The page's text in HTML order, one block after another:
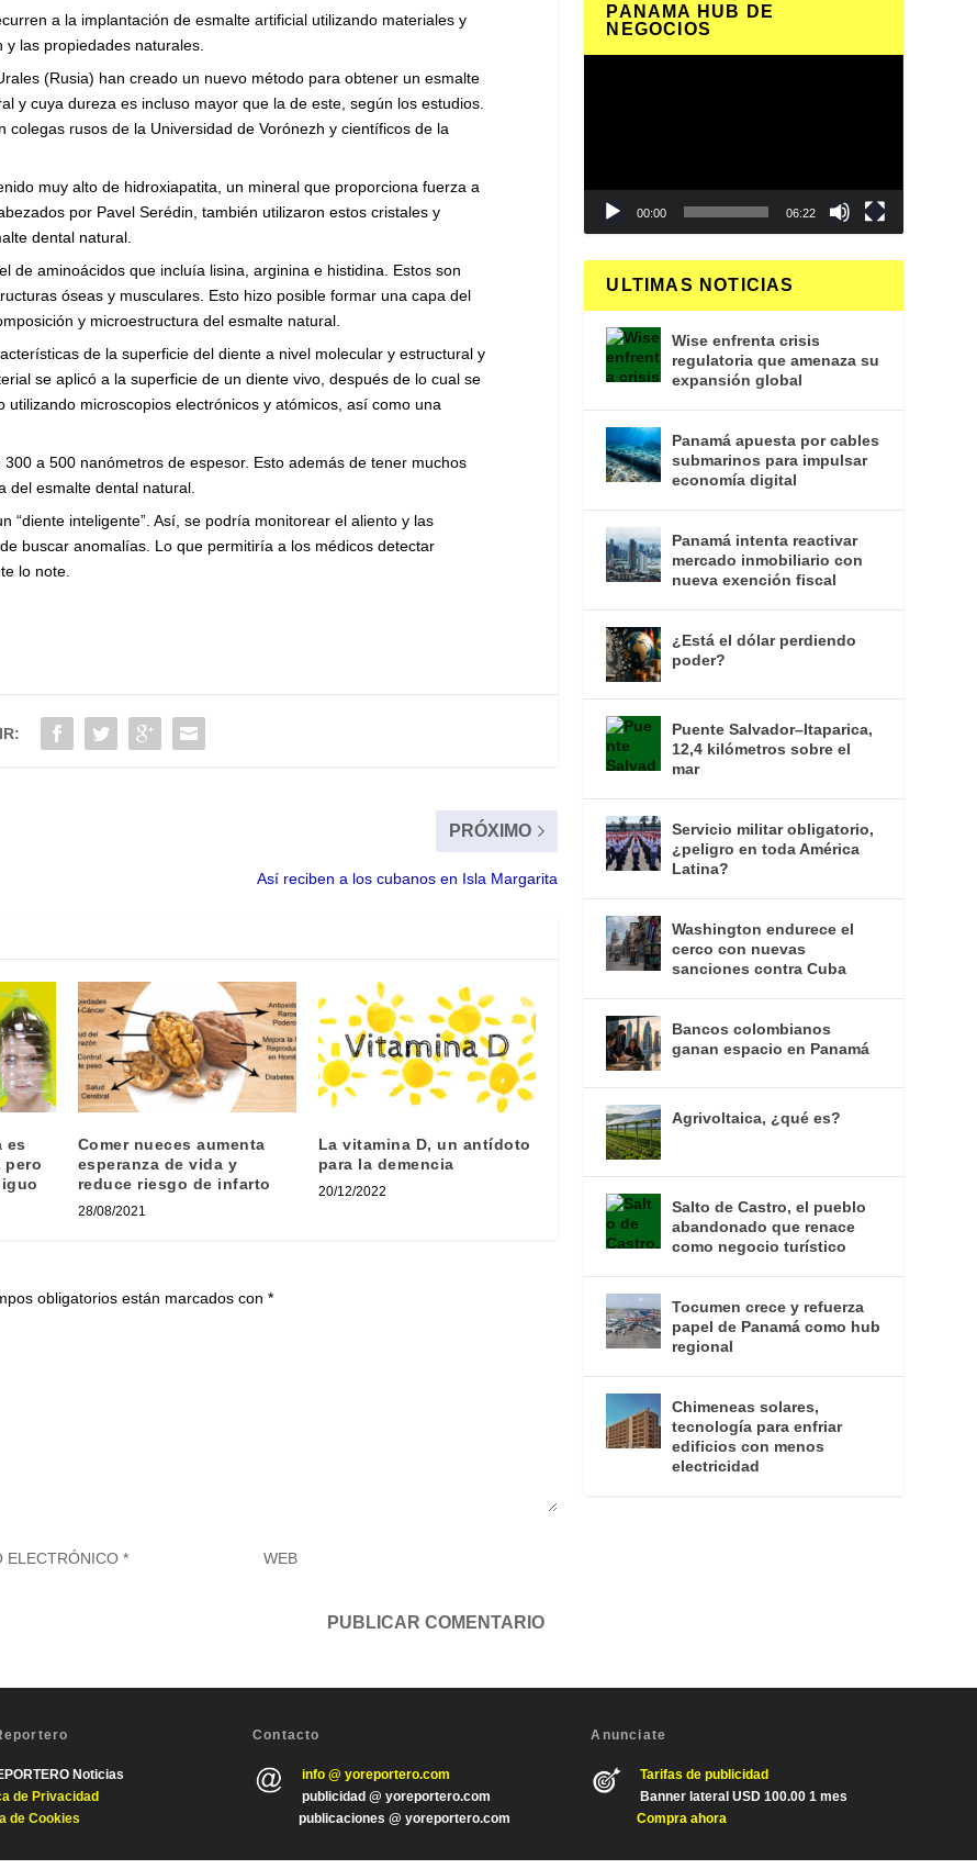
a la implantación de esmalte artificial utilizando materiales y
las propiedades naturales.
(Rusia) han creado un nuevo método para obtener un esmalte
y cuya dureza es incluso mayor que la de este, según los estudios.
rusos de la Universidad de Vorónezh y científicos de la
muy alto de hidroxiapatita, un mineral que proporciona fuerza a
por Pavel Serédin, también utilizaron estos cristales y
dental natural.
de aminoácidos que incluía lisina, arginina e histidina. Estos son
óseas y musculares. Esto hizo posible formar una capa del
y microestructura del esmalte natural.
de la superficie del diente a nivel molecular y estructural y
se aplicó a la superficie de un diente vivo, después de lo cual se
microscopios electrónicos y atómicos, así como una
a 500 nanómetros de espesor. Esto además de tener muchos
del esmalte dental natural.
“diente inteligente”. Así, se podría monitorear el aliento y las
buscar anomalías. Lo que permitiría a los médicos detectar
lo note.
PRÓXIMO
Así reciben a los cubanos en Isla Margarita
es
pero
Comer nueces aumenta
esperanza de vida y
reduce riesgo de infarto
28/08/2021
La vitamina D, un antídoto
para la demencia
20/12/2022
obligatorios están marcados con*
PANAMA HUB DE
NEGOCIOS
00:00 06:22
ULTIMAS NOTICIAS
Wise enfrenta crisis
regulatoria que amenaza su
expansión global
Panamá apuesta por cables
submarinos para impulsar
economía digital
Panamá intenta reactivar
mercado inmobiliario con
nueva exención fiscal
¿Está el dólar perdiendo
poder?
Puente Salvador–Itaparica,
12,4 kilómetros sobre el
mar
Servicio militar obligatorio,
¿peligro en toda América
Latina?
Washington endurece el
cerco con nuevas
sanciones contra Cuba
Bancos colombianos
ganan espacio en Panamá
Agrivoltaica, ¿qué es?
Salto de Castro, el pueblo
abandonado que renace
como negocio turístico
Tocumen crece y refuerza
papel de Panamá como hub
regional
Chimeneas solares,
tecnología para enfriar
edificios con menos
electricidad
Noticias
de Privacidad
de Cookies
Contacto
info @ yoreportero.com
publicidad @ yoreportero.com
publicaciones @ yoreportero.com
Anunciate
Tarifas de publicidad
Banner lateral USD 100.00 1 mes
Compra ahora